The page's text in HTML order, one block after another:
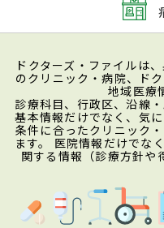
ドクターズ・ファイルは
のクリニック・病院、ド
地域医療
診療科目、行政区、沿線
基本情報だけでなく、気
条件に合ったクリニック
ます。 医院情報だけでな
関する情報（診療方針や